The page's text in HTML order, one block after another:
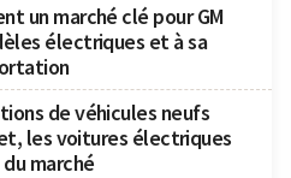
un marché clé pour GM
électriques et à sa
de véhicules neufs
les voitures électriques
marché